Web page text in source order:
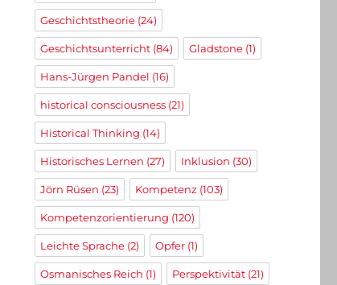
Geschichtstheorie(24)
Geschichtsunterricht(84) Gladstone(1)
Hans-Jürgen Pandel (16)
historical consciousness(21)
Historical Thinking (14)
Historisches Lernen (27) Inklusion (30)
Jörn Rüsen (23) Kompetenz (103)
Kompetenzorientierung (120)
Leichte Sprache(2) Opfer(1)
Osmanisches Reich (1) Perspektivität(21)